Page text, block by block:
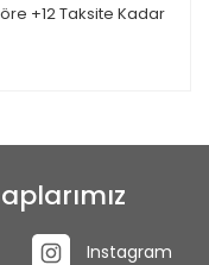
+12 Taksite Kadar
Instagram